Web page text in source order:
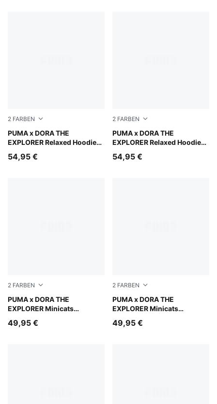
2 FARBEN
PUMA x DORA THE
EXPLORER Relaxed Hoodie
Bright Papaya
54,95 €
2 FARBEN
PUMA x DORA THE
EXPLORER Relaxed Hoodie
Chambray Blue
54,95 €
2 FARBEN
PUMA x DORA THE
EXPLORER Minicats
Bright Papaya
49,95 €
2 FARBEN
PUMA x DORA THE
EXPLORER Minicats
Mauve Glow
49,95 €